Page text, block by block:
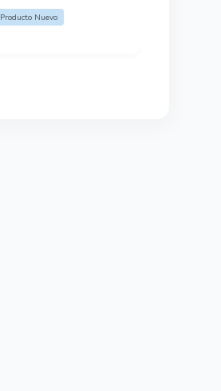
Producto Nuevo